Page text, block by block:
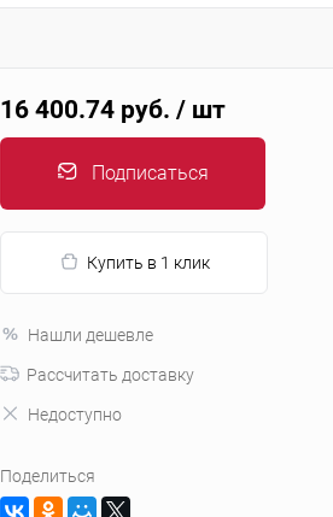
16 400.74 руб. / шт
Подписаться
Купить в 1 клик
Нашли дешевле
Рассчитать доставку
Недоступно
Поделиться